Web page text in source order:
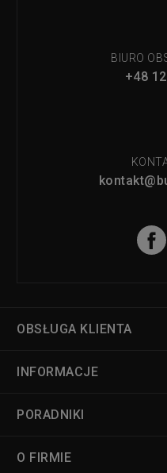
BIURO
+48
OBSŁUGA KLIENTA
INFORMACJE
PORADNIKI
O FIRMIE